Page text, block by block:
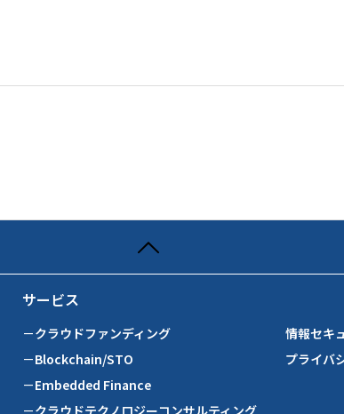
サービス
－クラウドファンディング
－Blockchain/STO
－Embedded Finance
－クラウドテクノロジーコンサルティング
情報セキ
プライバ